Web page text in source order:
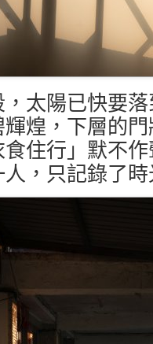
太陽已快要
煌，下層的
住行」默不
，只記錄了